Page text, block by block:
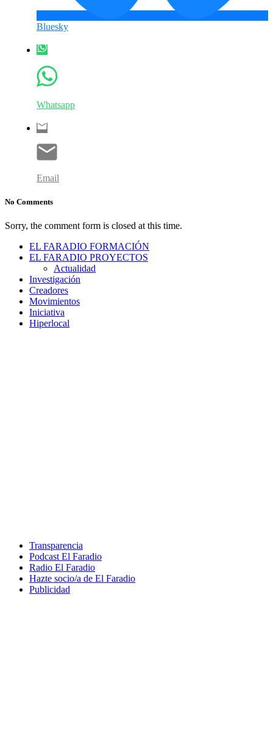
Bluesky
Whatsapp
Email
No Comments
Sorry, the comment form is closed at this time.
EL FARADIO FORMACIÓN
EL FARADIO PROYECTOS
Actualidad
Investigación
Creadores
Movimientos
Iniciativa
Hiperlocal
Transparencia
Podcast El Faradio
Radio El Faradio
Hazte socio/a de El Faradio
Publicidad